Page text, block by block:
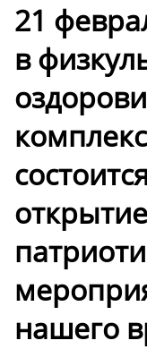
21
в
нашего